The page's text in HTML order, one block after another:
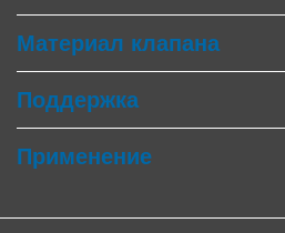
Материал клапана
Поддержка
Применение